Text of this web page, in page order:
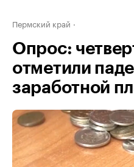
Пермский край
Опрос:
отметили
заработной